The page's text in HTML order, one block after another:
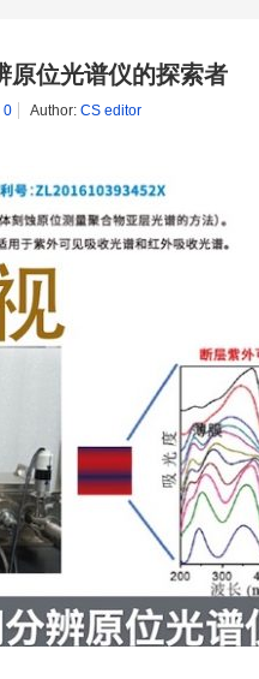
原位光谱仪的探索者
0 Author: CS editor